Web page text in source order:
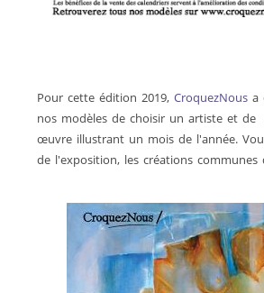
Pour cette édition 2019,CroquezNous a
nos modèles de choisir un artiste et
œuvre illustrant un mois de l'année.
de l'exposition, les créations